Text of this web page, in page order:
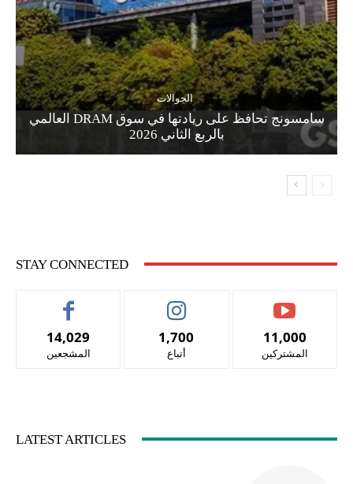
الجوالات
سامسونج تحافظ على ريادتها في سوق DRAM العالمي
بالربع الثاني 2026
STAY CONNECTED
14,029
المشجعين
1,700
أتباع
11,000
المشتركين
LATEST ARTICLES